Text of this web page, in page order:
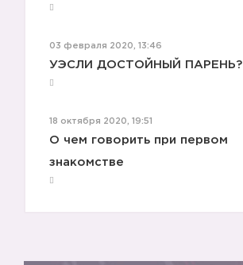
03 февраля 2020, 13:46
УЭСЛИ ДОСТОЙНЫЙ ПАРЕНЬ?
18 октября 2020, 19:51
О чем говорить при первом
знакомстве